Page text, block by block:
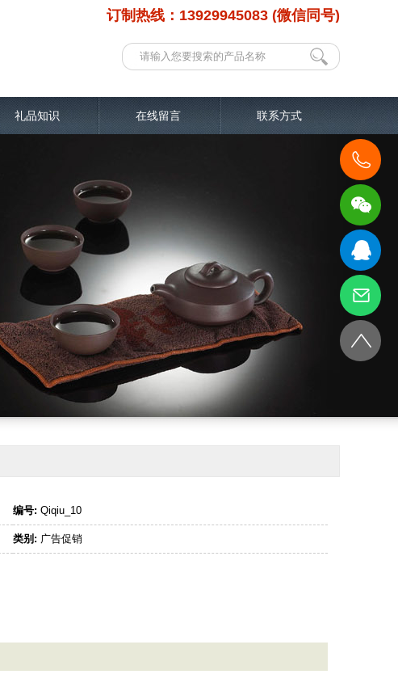
订制热线：13929945083 (微信同号)
礼品知识 在线留言 联系方式
编号: Qiqiu_10
类别: 广告促销